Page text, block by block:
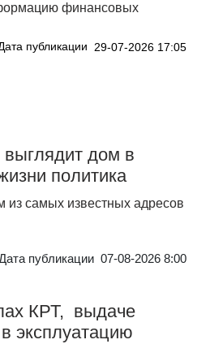
финансовых
29-07-2026 17:05
дом в
политика
самых известных адресов
07-08-2026 8:00
КРТ, выдаче
эксплуатацию